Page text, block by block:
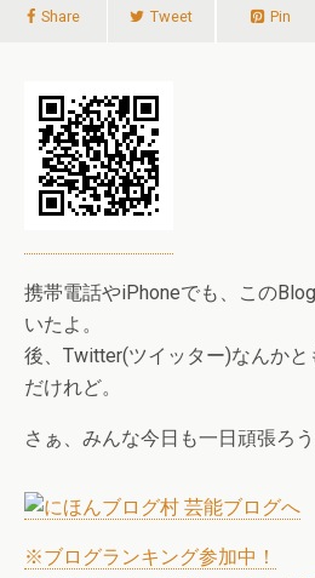
Share Tweet Pin
携帯電話やiPhoneでも、この
いたよ。
後、Twitter(ツイッター)なんか
だけれど。
さぁ、みんな今日も一日頑張ろ
※ブログランキング参加中！